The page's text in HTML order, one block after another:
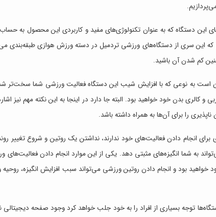
دستگاه که به عنوان تکنولوژی‌های مفید و کاربردی این محصول به
این سری از دستگاه‌های ورزشی تردمیل در دسته ورزش هوازی طبقه‌بندی
کم شدن آن باشید.
آن است به نوعی که با افزایش شیب این دستگاه فعالیت ورزشی شما
بدن خود خواهید بود. البته جا دارد در اینجا به این نکته مهم نیز
را برای آن‌ها به همراه داشته باشد.
برای انجام دادن فعالیت‌های خود ندارند، نداشتن یک روتین و شروع
به شما انگیزه‌های مثبتی دهد. یکی از این موارد انجام دادن
خواهید بود و انجام دادن روتین ورزشی می‌تواند سبب افزایش انگیزه،
توجه بسیاری از افراد را به خود جلب خواهد کرد وجود صفحه